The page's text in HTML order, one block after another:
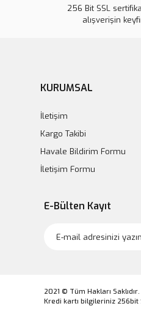
256 Bit SSL
alışverişin
KURUMSAL
İletişim
Kargo Takibi
Havale Bildirim Formu
İletişim Formu
E-Bülten Kayıt
2021 © Tüm Hakları Saklıdır.
Kredi kartı bilgileriniz 256bit